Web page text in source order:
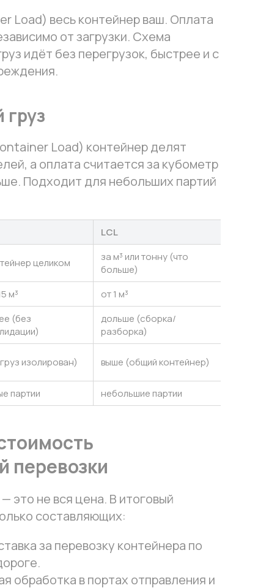
Load) весь контейнер ваш. Оплата
от загрузки. Схема
идёт без перегрузок, быстрее и с
груз
Load) контейнер делят
а оплата считается за кубометр
Подходит для небольших партий
LCL
целиком
за м³ или тонну (что
больше)
м³ от 1 м³
(без
дольше (сборка/
разборка)
изолирован) выше (общий контейнер)
партии небольшие партии
перевозки
это не вся цена. В итоговый
составляющих:
за перевозку контейнера по
обработка в портах отправления и